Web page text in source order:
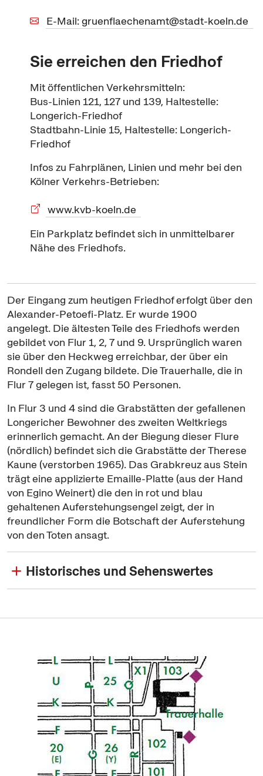
E-Mail: gruenflaechenamt@stadt-koeln.de
Sie erreichen den Friedhof
Mit öffentlichen Verkehrsmitteln:
Bus-Linien 121, 127 und 139, Haltestelle:
Longerich-Friedhof
Stadtbahn-Linie 15, Haltestelle: Longerich-
Friedhof
Infos zu Fahrplänen, Linien und mehr bei den
Kölner Verkehrs-Betrieben:
www.kvb-koeln.de
Ein Parkplatz befindet sich in unmittelbarer
Nähe des Friedhofs.
Der Eingang zum heutigen Friedhof erfolgt über den
Alexander-Petoefi-Platz. Er wurde 1900
angelegt. Die ältesten Teile des Friedhofs werden
gebildet von Flur 1, 2, 7 und 9. Ursprünglich waren
sie über den Heckweg erreichbar, der über ein
Rondell den Zugang bildete. Die Trauerhalle, die in
Flur 7 gelegen ist, fasst 50 Personen.
In Flur 3 und 4 sind die Grabstätten der gefallenen
Longericher Bewohner des zweiten Weltkriegs
erinnerlich gemacht. An der Biegung dieser Flure
(nördlich) befindet sich die Grabstätte der Therese
Kaune (verstorben 1965). Das Grabkreuz aus Stein
trägt eine applizierte Emaille-Platte (aus der Hand
von Egino Weinert) die den in rot und blau
gehaltenen Auferstehungsengel zeigt, der in
freundlicher Form die Botschaft der Auferstehung
von den Toten ansagt.
Historisches und Sehenswertes